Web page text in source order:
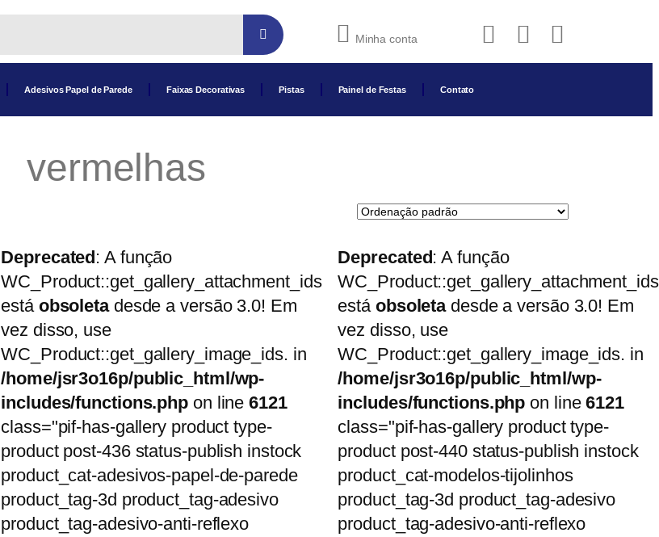
Minha conta
Adesivos Papel de Parede Faixas Decorativas Pistas Painel de Festas Contato
vermelhas
Deprecated: A função
WC_Product::get_gallery_attachment_ids
está obsoletadesde a versão 3.0! Em
vez disso, use
WC_Product::get_gallery_image_ids. in
/home/jsr3o16p/public_html/wp-
includes/functions.php on line6121
class="pif-has-gallery product type-
product post-436 status-publish instock
product_cat-adesivos-papel-de-parede
product_tag-3d product_tag-adesivo
product_tag-adesivo-anti-reflexo
Deprecated: A função
WC_Product::get_gallery_attachment_ids
está obsoletadesde a versão 3.0! Em
vez disso, use
WC_Product::get_gallery_image_ids. in
/home/jsr3o16p/public_html/wp-
includes/functions.php on line6121
class="pif-has-gallery product type-
product post-440 status-publish instock
product_cat-modelos-tijolinhos
product_tag-3d product_tag-adesivo
product_tag-adesivo-anti-reflexo